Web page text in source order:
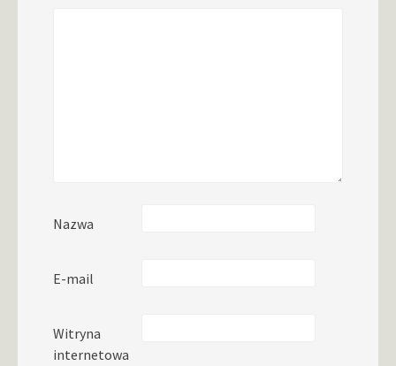
Nazwa
E-mail
Witryna
internetowa